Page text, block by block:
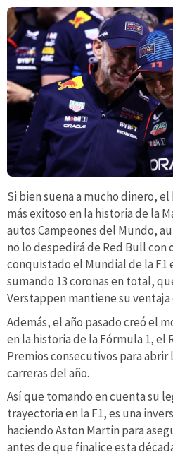
Si bien suena a mucho dinero,
más exitoso en la historia de la
autos Campeones del Mundo,
no lo despedirá de Red Bull con
conquistado el Mundial de la F1
sumando 13 coronas en total,
Verstappen mantiene su ventaja
Además, el año pasado creó el
en la historia de la Fórmula 1, el
Premios consecutivos para abrir
carreras del año.
Así que tomando en cuenta su
trayectoria en la F1, es una
haciendo Aston Martin para
antes de que finalice esta